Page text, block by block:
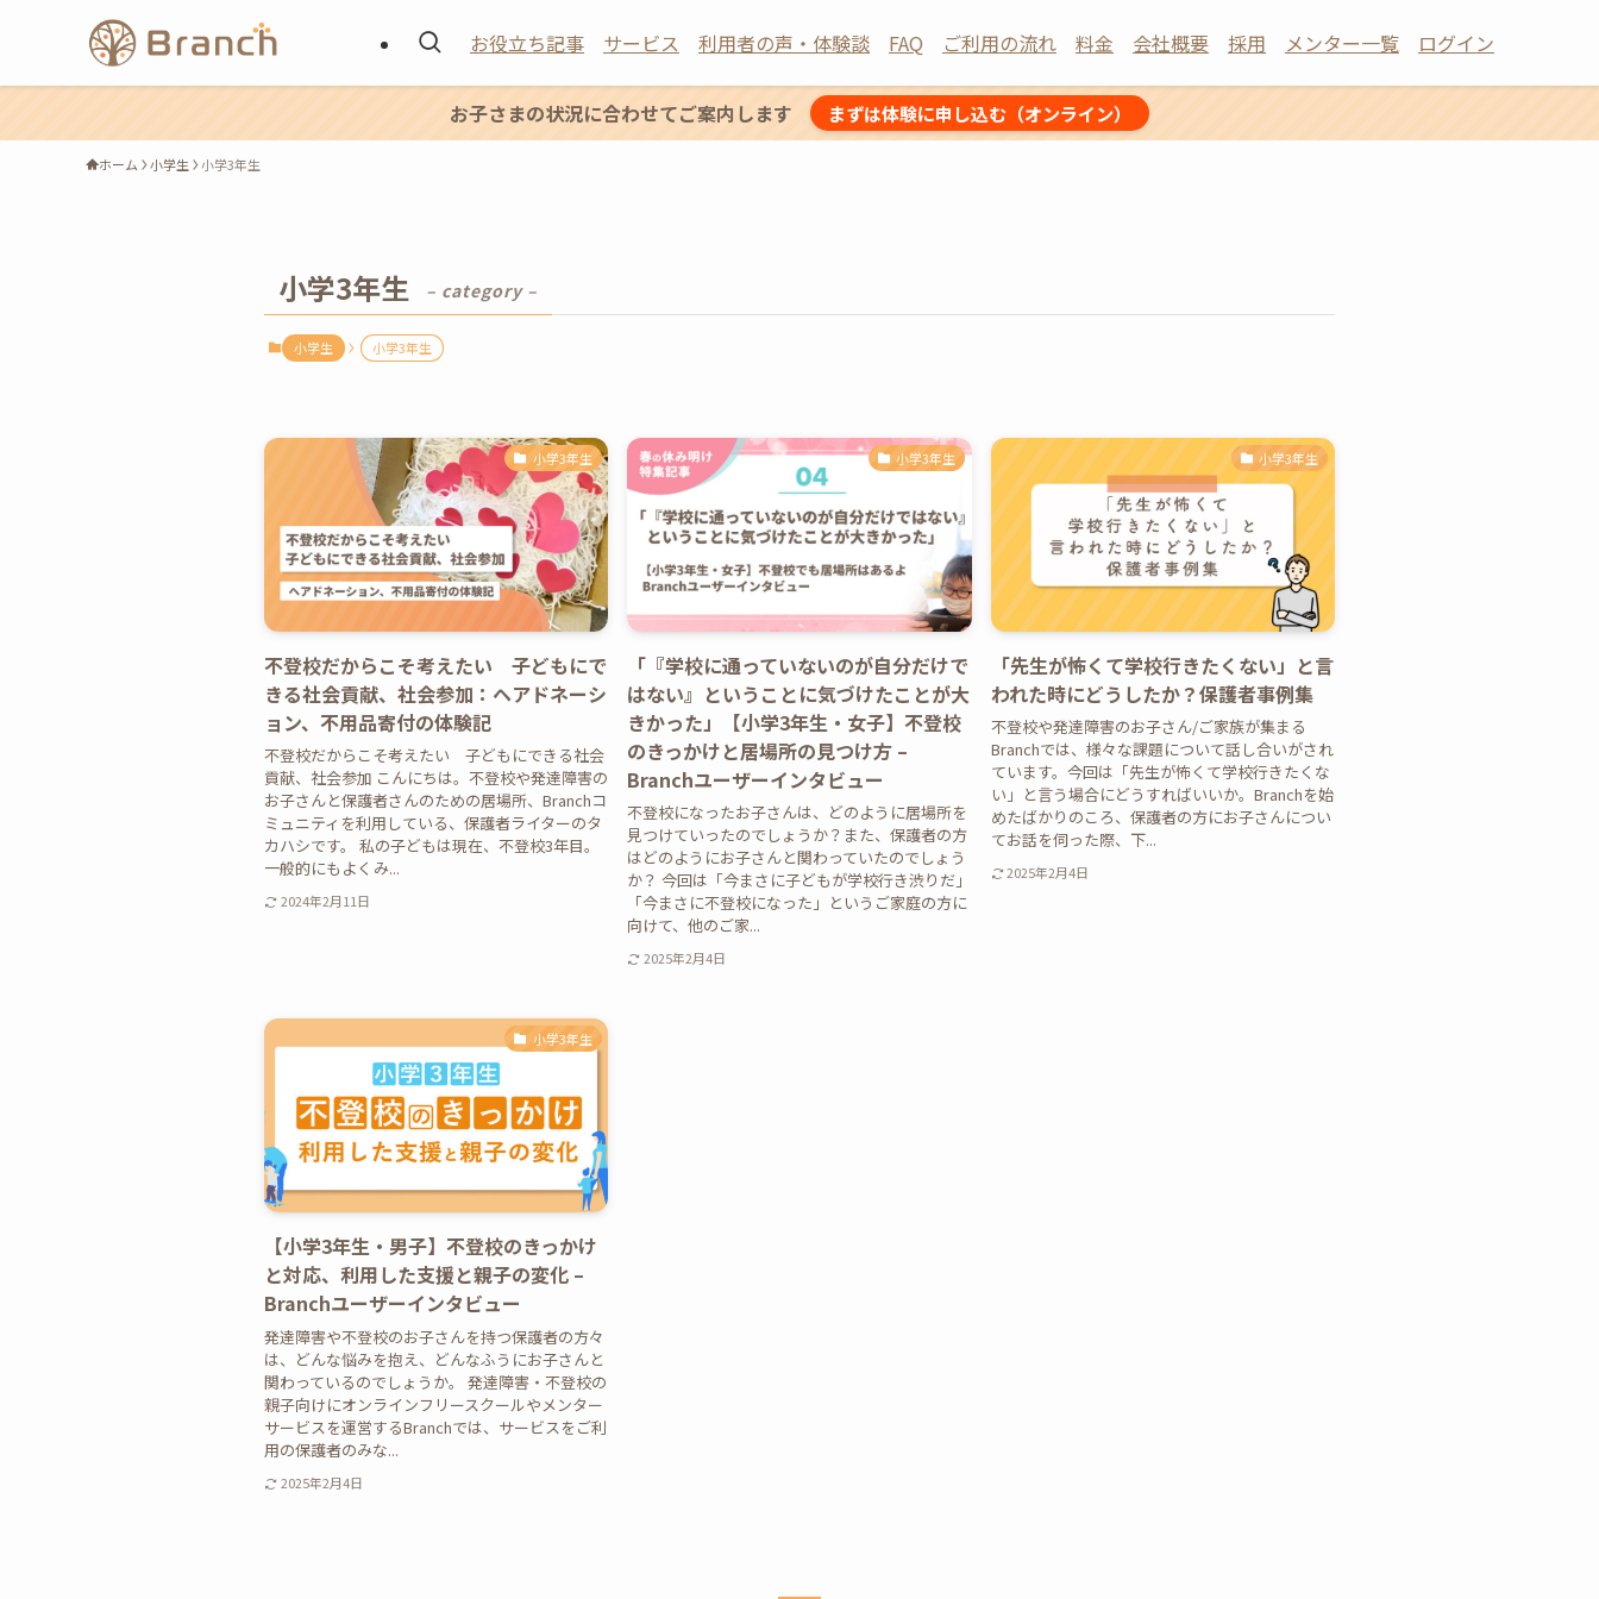
お役立ち記事 サービス 利用者の声・体験談 FAQ ご利用の流れ 料金 会社概要 採用 メンター一覧 ログイン
お子さまの状況に合わせてご案内します まずは体験に申し込む（オンライン）
ホーム 小学生 小学3年生
小学3年生 – category –
小学生 小学3年生
小学3年生
不登校だからこそ考えたい 子どもにで
きる社会貢献、社会参加：ヘアドネーシ
ョン、不用品寄付の体験記
不登校だからこそ考えたい 子どもにできる社会
貢献、社会参加 こんにちは。不登校や発達障害の
お子さんと保護者さんのための居場所、Branchコ
ミュニティを利用している、保護者ライターのタ
カハシです。 私の子どもは現在、不登校3年目。
一般的にもよくみ...
2024年2月11日
小学3年生
「『学校に通っていないのが自分だけで
はない』ということに気づけたことが大
きかった」【小学3年生・女子】不登校
のきっかけと居場所の見つけ方 –
Branchユーザーインタビュー
不登校になったお子さんは、どのように居場所を
見つけていったのでしょうか？また、保護者の方
はどのようにお子さんと関わっていたのでしょう
か？ 今回は「今まさに子どもが学校行き渋りだ」
「今まさに不登校になった」というご家庭の方に
向けて、他のご家...
2025年2月4日
小学3年生
「先生が怖くて学校行きたくない」と言
われた時にどうしたか？保護者事例集
不登校や発達障害のお子さん/ご家族が集まる
Branchでは、様々な課題について話し合いがされ
ています。今回は「先生が怖くて学校行きたくな
い」と言う場合にどうすればいいか。Branchを始
めたばかりのころ、保護者の方にお子さんについ
てお話を伺った際、下...
2025年2月4日
小学3年生
【小学3年生・男子】不登校のきっかけ
と対応、利用した支援と親子の変化 –
Branchユーザーインタビュー
発達障害や不登校のお子さんを持つ保護者の方々
は、どんな悩みを抱え、どんなふうにお子さんと
関わっているのでしょうか。 発達障害・不登校の
親子向けにオンラインフリースクールやメンター
サービスを運営するBranchでは、サービスをご利
用の保護者のみな...
2025年2月4日